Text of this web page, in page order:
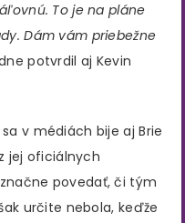
To je na pláne
Dám vám priebežne
potvrdil aj Kevin
v médiách bije aj Brie
jej oficiálnych
povedať, či tým
určite nebola, keďže